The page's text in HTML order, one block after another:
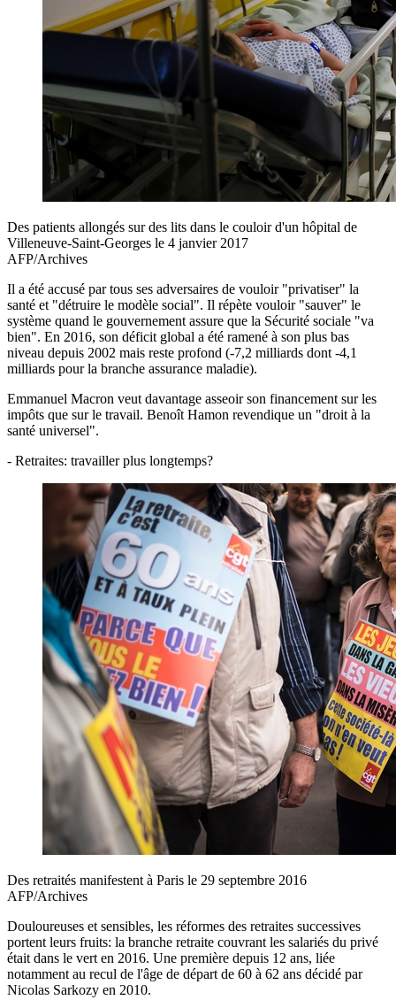
Des patients allongés sur des lits dans le couloir d'un hôpital de
Villeneuve-Saint-Georges le 4 janvier 2017
AFP/Archives
Il a été accusé par tous ses adversaires de vouloir "privatiser" la
santé et "détruire le modèle social". Il répète vouloir "sauver" le
système quand le gouvernement assure que la Sécurité sociale "va
bien". En 2016, son déficit global a été ramené à son plus bas
niveau depuis 2002 mais reste profond (-7,2 milliards dont -4,1
milliards pour la branche assurance maladie).
Emmanuel Macron veut davantage asseoir son financement sur les
impôts que sur le travail. Benoît Hamon revendique un "droit à la
santé universel".
- Retraites: travailler plus longtemps?
Des retraités manifestent à Paris le 29 septembre 2016
AFP/Archives
Douloureuses et sensibles, les réformes des retraites successives
portent leurs fruits: la branche retraite couvrant les salariés du privé
était dans le vert en 2016. Une première depuis 12 ans, liée
notamment au recul de l'âge de départ de 60 à 62 ans décidé par
Nicolas Sarkozy en 2010.